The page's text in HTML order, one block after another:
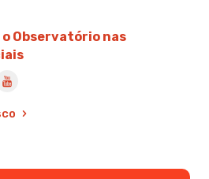
Observatório nas